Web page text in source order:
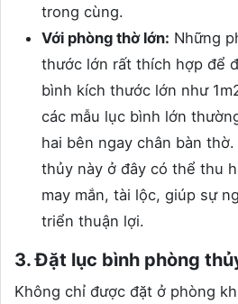
trong cùng.
Với phòng thờ lớn: Những
thước lớn rất thích hợp để
bình kích thước lớn như
các mẫu lục bình lớn
hai bên ngay chân bàn
thủy này ở đây có thể thu
may mắn, tài lộc, giúp sự
triển thuận lợi.
3. Đặt lục bình phòng
Không chỉ được đặt ở phòng